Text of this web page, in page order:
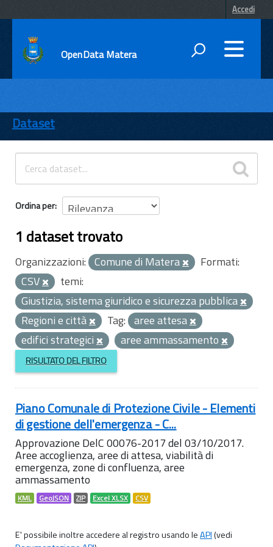
Accedi
OpenData Matera
ENTI
TEMI
INFORMAZIONI
Dataset
Ordina per
1 dataset trovato
Organizzazioni: Comune di Matera
Formati:
CSV
temi:
Giustizia, sistema giuridico e sicurezza pubblica
Regioni e città
Tag: aree attesa
edifici strategici
aree ammassamento
RISULTATO DEL FILTRO
Piano Comunale di Protezione Civile - Elementi
di gestione dell'emergenza - C...
Approvazione DelC 00076-2017 del 03/10/2017.
Aree accoglienza, aree di attesa, viabilità di
emergenza, zone di confluenza, aree
ammassamento
KML GeoJSON ZIP Excel XLSX CSV
E' possibile inoltre accedere al registro usando leAPI(vedi